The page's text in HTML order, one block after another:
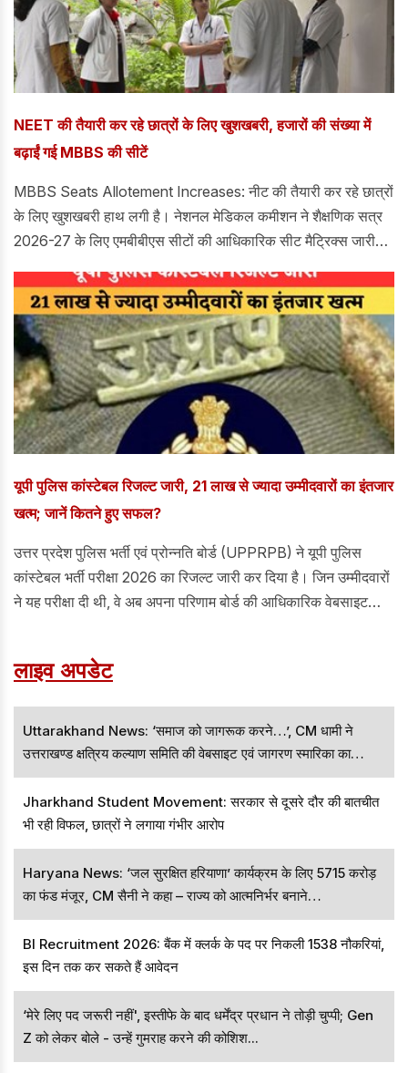
NEET की तैयारी कर रहे छात्रों के लिए खुशखबरी, हजारों की संख्या में
बढ़ाईं गई MBBS की सीटें
MBBS Seats Allotement Increases: नीट की तैयारी कर रहे छात्रों
के लिए खुशखबरी हाथ लगी है। नेशनल मेडिकल कमीशन ने शैक्षणिक सत्र
2026-27 के लिए एमबीबीएस सीटों की आधिकारिक सीट मैट्रिक्स जारी
यूपी पुलिस कांस्टेबल रिजल्ट जारी, 21 लाख से ज्यादा उम्मीदवारों का इंतजार
खत्म; जानें कितने हुए सफल?
उत्तर प्रदेश पुलिस भर्ती एवं प्रोन्नति बोर्ड (UPPRPB) ने यूपी पुलिस
कांस्टेबल भर्ती परीक्षा 2026 का रिजल्ट जारी कर दिया है। जिन उम्मीदवारों
ने यह परीक्षा दी थी, वे अब अपना परिणाम बोर्ड की आधिकारिक वेबसाइट
लाइव अपडेट
Uttarakhand News: ‘समाज को जागरूक करने…’, CM धामी ने
उत्तराखण्ड क्षत्रिय कल्याण समिति की वेबसाइट एवं जागरण स्मारिका का
विमोचन किया
Jharkhand Student Movement: सरकार से दूसरे दौर की बातचीत
भी रही विफल, छात्रों ने लगाया गंभीर आरोप
Haryana News: ‘जल सुरक्षित हरियाणा’ कार्यक्रम के लिए 5715 करोड़
का फंड मंजूर, CM सैनी ने कहा – राज्य को आत्मनिर्भर बनाने…
BI Recruitment 2026: बैंक में क्लर्क के पद पर निकली 1538 नौकरियां,
इस दिन तक कर सकते हैं आवेदन
‘मेरे लिए पद जरूरी नहीं', इस्तीफे के बाद धर्मेंद्र प्रधान ने तोड़ी चुप्पी; Gen
Z को लेकर बोले - उन्हें गुमराह करने की कोशिश...